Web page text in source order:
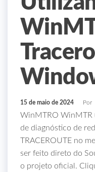
15 de maio de 2024 Por
WinMTRO WinMTR
de diagnóstico de
TRACEROUTE no
ser feito direto do
o projeto oficial.